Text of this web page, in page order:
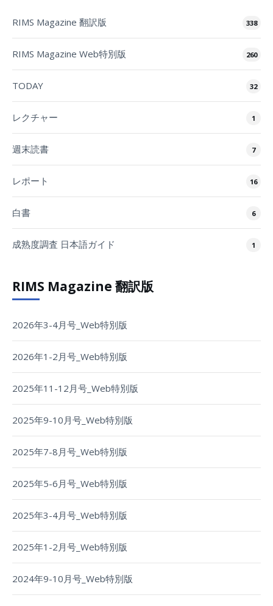
RIMS Magazine 翻訳版 338
RIMS Magazine Web特別版 260
TODAY 32
レクチャー 1
週末読書 7
レポート 16
白書 6
成熟度調査 日本語ガイド 1
RIMS Magazine 翻訳版
2026年3-4月号_Web特別版
2026年1-2月号_Web特別版
2025年11-12月号_Web特別版
2025年9-10月号_Web特別版
2025年7-8月号_Web特別版
2025年5-6月号_Web特別版
2025年3-4月号_Web特別版
2025年1-2月号_Web特別版
2024年9-10月号_Web特別版